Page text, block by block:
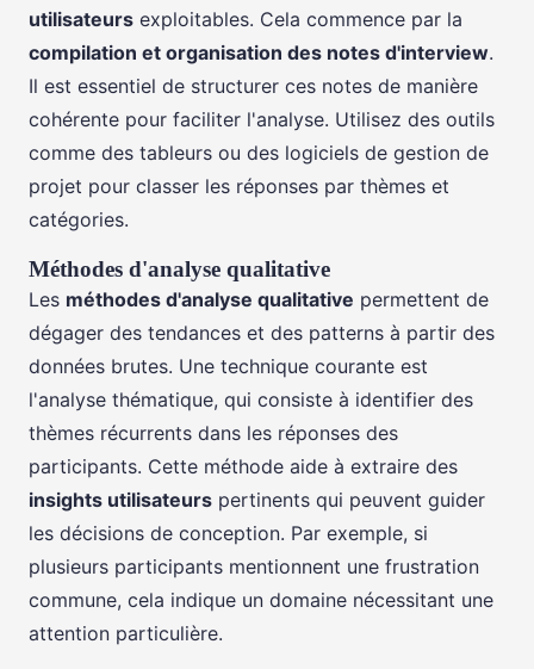
utilisateurs exploitables. Cela commence par la
compilation et organisation des notes d'interview.
Il est essentiel de structurer ces notes de manière
cohérente pour faciliter l'analyse. Utilisez des outils
comme des tableurs ou des logiciels de gestion de
projet pour classer les réponses par thèmes et
catégories.
Méthodes d'analyse qualitative
Les méthodes d'analyse qualitative permettent de
dégager des tendances et des patterns à partir des
données brutes. Une technique courante est
l'analyse thématique, qui consiste à identifier des
thèmes récurrents dans les réponses des
participants. Cette méthode aide à extraire des
insights utilisateurs pertinents qui peuvent guider
les décisions de conception. Par exemple, si
plusieurs participants mentionnent une frustration
commune, cela indique un domaine nécessitant une
attention particulière.